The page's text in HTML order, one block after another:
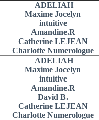
ADELIAH
Maxime Jocelyn
intuitive
Amandine.R
Catherine LEJEAN
Charlotte Numerologue
ADELIAH
Maxime Jocelyn
intuitive
Amandine.R
David B.
Catherine LEJEAN
Charlotte Numerologue